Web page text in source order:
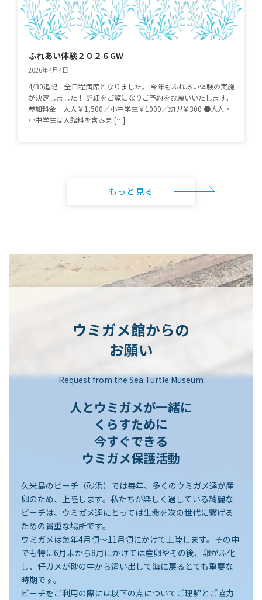
ふれあい体験２０２６GW
2026年4月4日
4/30追記 全日程満席となりました。 今年もふれあい体験の実施
が決定しました！ 詳細をご覧になりご予約をお願いいたします。
参加料金 大人￥1,500／小中学生￥1000／幼児￥300 ●大人・
小中学生は入館料を含みま […]
もっと見る
ウミガメ館からの
お願い
Request from the Sea Turtle Museum
人とウミガメが一緒に
くらすために
今すぐできる
ウミガメ保護活動
久米島のビーチ（砂浜）では毎年、多くのウミガメ達が産
卵のため、上陸します。私たちが楽しく過している綺麗な
ビーチは、ウミガメ達にとっては生命を次の世代に繋げる
ための貴重な場所です。
ウミガメは毎年4月頃～11月頃にかけて上陸します。その中
でも特に6月末から8月にかけては産卵やその後、卵がふ化
し、仔ガメが砂の中から這い出して海に戻るとても重要な
時期です。
ビーチをご利用の際には以下の点についてご理解とご協力